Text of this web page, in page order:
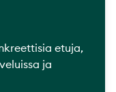
etuja,
ja